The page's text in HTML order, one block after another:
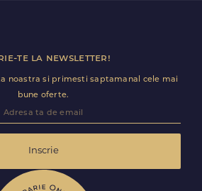
te la newsletter!
noastra si primesti saptamanal cele mai
bune oferte.
Inscrie